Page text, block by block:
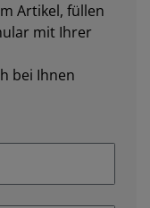
Artikel, füllen
mit Ihrer
bei Ihnen